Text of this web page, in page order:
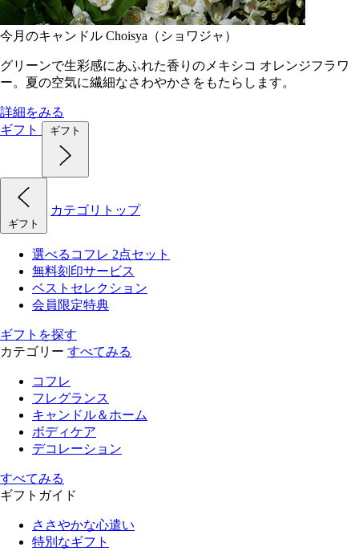
今月のキャンドル Choisya（ショワジャ）
グリーンで生彩感にあふれた香りのメキシコ オレンジフラワ
ー。夏の空気に繊細なさわやかさをもたらします。
詳細をみる
ギフト
ギフト
ギフト
カテゴリトップ
選べるコフレ 2点セット
無料刻印サービス
ベストセレクション
会員限定特典
ギフトを探す
カテゴリー すべてみる
コフレ
フレグランス
キャンドル＆ホーム
ボディケア
デコレーション
すべてみる
ギフトガイド
ささやかな心遣い
特別なギフト